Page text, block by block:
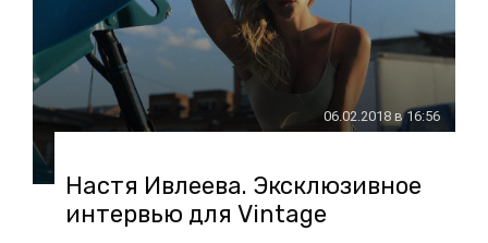
06.02.2018 в 16:56
Настя Ивлеева. Эксклюзивное
интервью для Vintage